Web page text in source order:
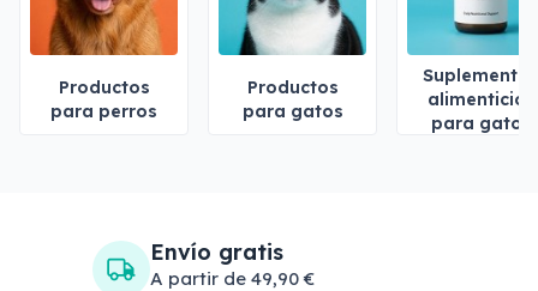
Productos
para perros
Productos
para gatos
Suplementos
alimenticios
para gatos
Envío gratis
A partir de 49,90 €